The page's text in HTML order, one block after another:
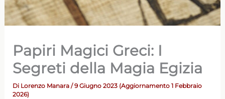
Papiri Magici Greci: I
Segreti della Magia Egizia
Di Lorenzo Manara/ 9 Giugno 2023 (Aggiornamento 1 Febbraio
2026)